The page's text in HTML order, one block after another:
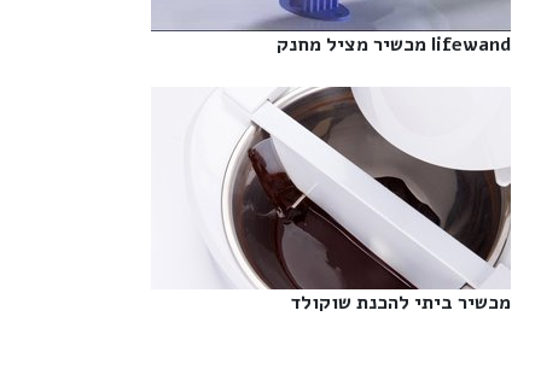
lifewand מכשיר מציל מחנק‎
מכשיר ביתי להכנת שוקולד‎